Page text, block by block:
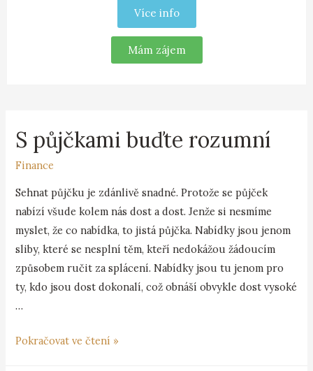
Více info
Mám zájem
S půjčkami buďte rozumní
Finance
Sehnat půjčku je zdánlivě snadné. Protože se půjček
nabízí všude kolem nás dost a dost. Jenže si nesmíme
myslet, že co nabídka, to jistá půjčka. Nabídky jsou jenom
sliby, které se nesplní těm, kteří nedokážou žádoucím
způsobem ručit za splácení. Nabídky jsou tu jenom pro
ty, kdo jsou dost dokonalí, což obnáší obvykle dost vysoké
…
Pokračovat ve čtení »